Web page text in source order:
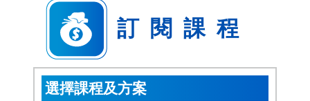
訂閱課程
選擇課程及方案